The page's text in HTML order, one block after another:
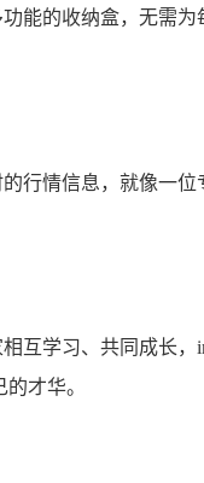
能的收纳盒，无需
行情信息，就像一
互学习、共同成长
才华。